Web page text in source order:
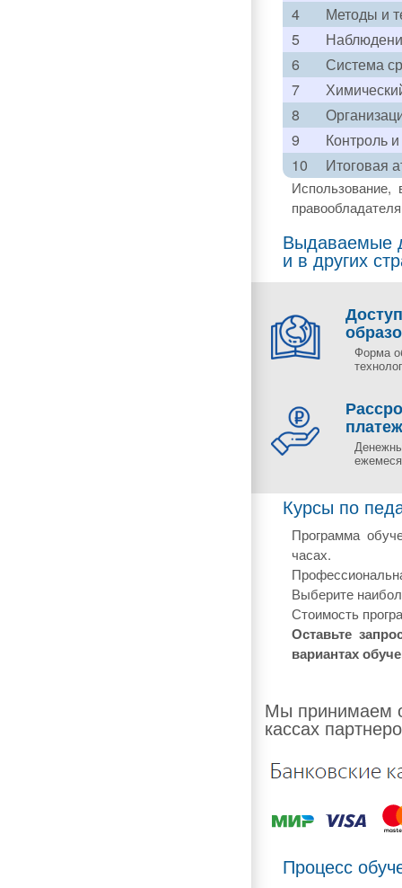
4
Методы и
5
6
Система
7
8
9
Контроль
10
Итоговая
Использование,
Выдаваемые
и в других
Форма
Курсы по
Программа
часах.
Выберите
Стоимость
Оставьте
вариантах
Мы принимаем
кассах
Процесс